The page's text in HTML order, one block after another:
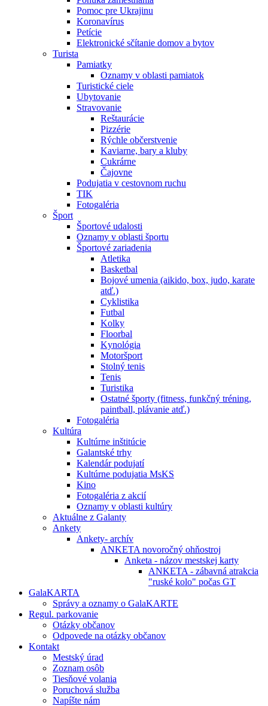
Pomoc pre Ukrajinu
Koronavírus
Petície
Elektronické sčítanie domov a bytov
Turista
Pamiatky
Oznamy v oblasti pamiatok
Turistické ciele
Ubytovanie
Stravovanie
Reštaurácie
Pizzérie
Rýchle občerstvenie
Kaviarne, bary a kluby
Cukrárne
Čajovne
Podujatia v cestovnom ruchu
TIK
Fotogaléria
Šport
Športové udalosti
Oznamy v oblasti športu
Športové zariadenia
Atletika
Basketbal
Bojové umenia (aikido, box, judo, karate
atď.)
Cyklistika
Futbal
Kolky
Floorbal
Kynológia
Motoršport
Stolný tenis
Tenis
Turistika
Ostatné športy (fitness, funkčný tréning,
paintball, plávanie atď.)
Fotogaléria
Kultúra
Kultúrne inštitúcie
Galantské trhy
Kalendár podujatí
Kultúrne podujatia MsKS
Kino
Fotogaléria z akcií
Oznamy v oblasti kultúry
Aktuálne z Galanty
Ankety
Ankety- archív
ANKETA novoročný ohňostroj
Anketa - názov mestskej karty
ANKETA - zábavná atrakcia
"ruské kolo" počas GT
GalaKARTA
Správy a oznamy o GalaKARTE
Regul. parkovanie
Otázky občanov
Odpovede na otázky občanov
Kontakt
Mestský úrad
Zoznam osôb
Tiesňové volania
Poruchová služba
Napíšte nám